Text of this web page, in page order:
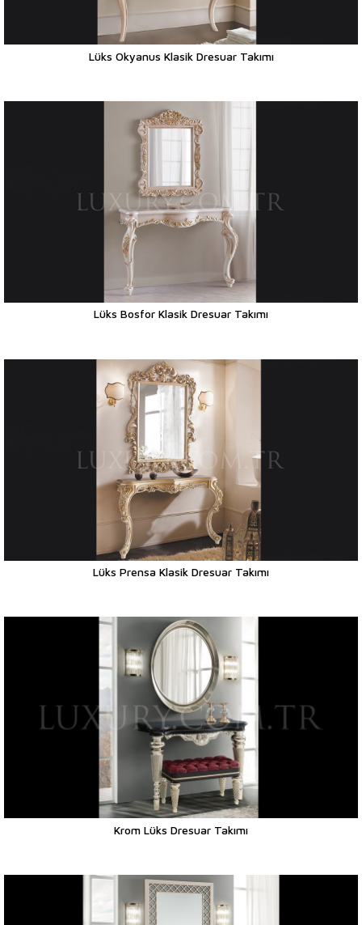
Lüks Okyanus Klasik Dresuar Takımı
Lüks Bosfor Klasik Dresuar Takımı
Lüks Prensa Klasik Dresuar Takımı
Krom Lüks Dresuar Takımı